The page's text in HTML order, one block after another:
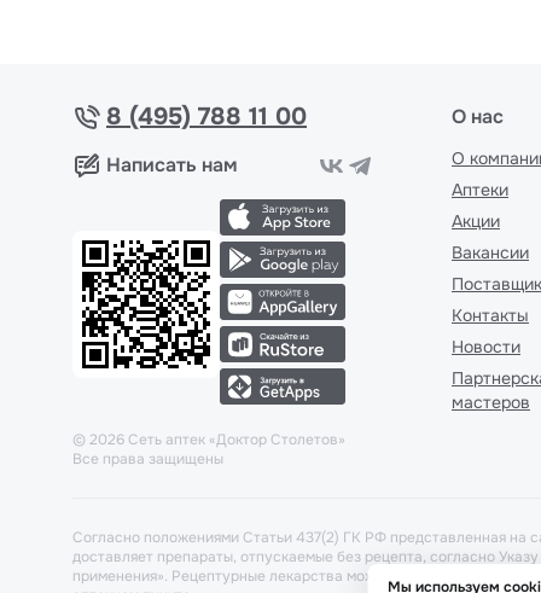
8 (495) 788 11 00
Написать нам
© 2026 Сеть аптек «Доктор Столетов»
Все права защищены
О нас
О
Аптеки
Акции
Вакансии
Контакты
Новости
мастеров
Согласно положениями Статьи 437(2) ГК РФ представленная на
доставляет препараты, отпускаемые без рецепта, согласно
применения». Рецептурные лекарства можно забронировать и
Мы используем